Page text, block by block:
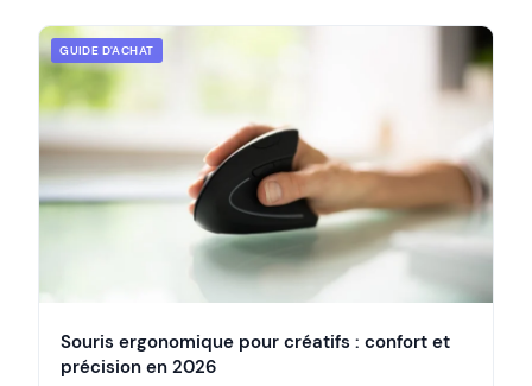
GUIDE D'ACHAT
Souris ergonomique pour créatifs : confort et
précision en 2026